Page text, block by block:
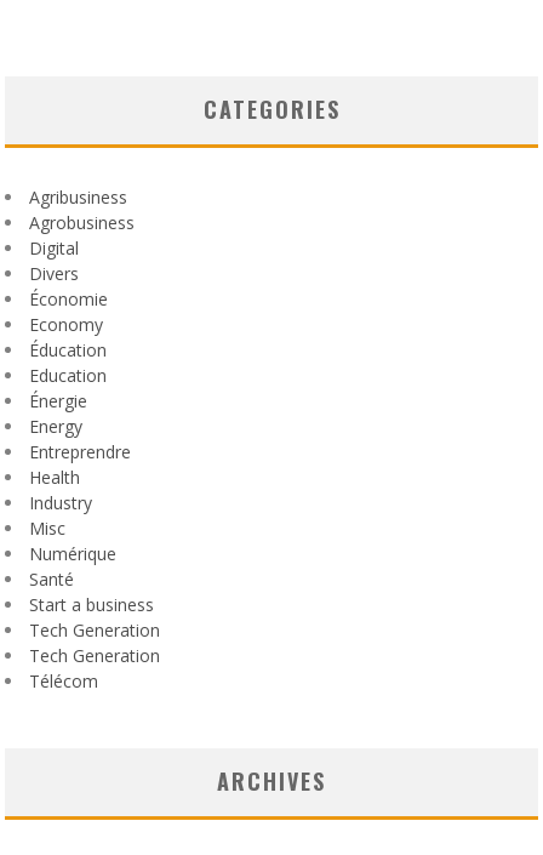
CATEGORIES
Agribusiness
Agrobusiness
Digital
Divers
Économie
Economy
Éducation
Education
Énergie
Energy
Entreprendre
Health
Industry
Misc
Numérique
Santé
Start a business
Tech Generation
Tech Generation
Télécom
ARCHIVES